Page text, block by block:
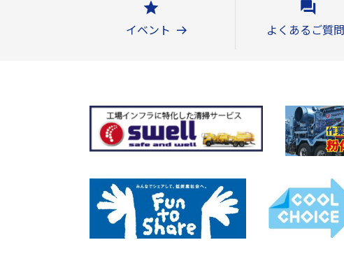
イベント よくあるご質問